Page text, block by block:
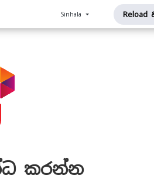
Sinhala Reload
කරන්න